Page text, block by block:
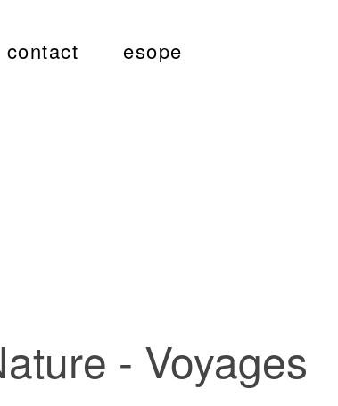
contact esope
- Voyages